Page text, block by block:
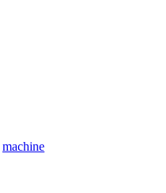
machine